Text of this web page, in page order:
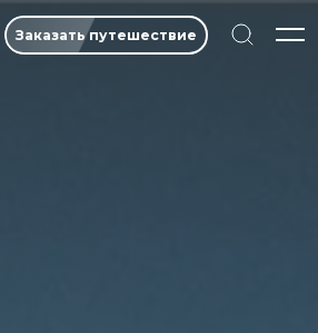
Заказать путешествие